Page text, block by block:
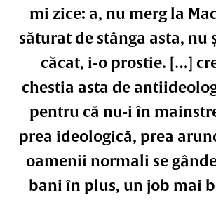
mi zice: a, nu merg la
săturat de stânga asta, nu
căcat, i-o prostie. […]
chestia asta de
pentru că nu-i în
prea ideologică, prea
oamenii normali se
bani în plus, un job mai